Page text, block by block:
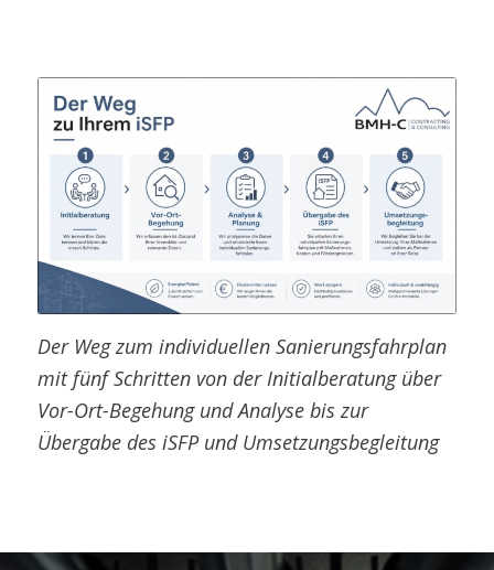
Der Weg zum individuellen Sanierungsfahrplan
mit fünf Schritten von der Initialberatung über
Vor-Ort-Begehung und Analyse bis zur
Übergabe des iSFP und Umsetzungsbegleitung